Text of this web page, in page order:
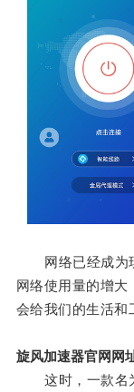
网络已经成为现
网络使用量的增大
会给我们的生活和
旋风加速器官网网
这时，一款名为